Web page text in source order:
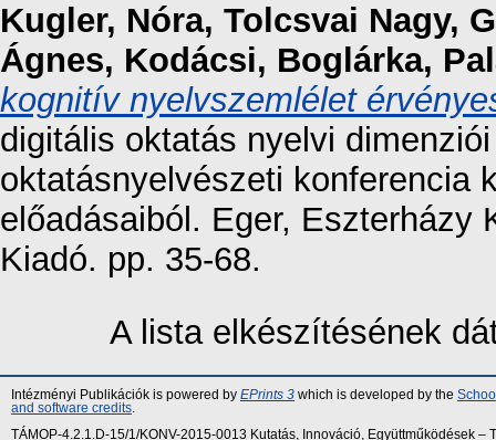
Kugler, Nóra, Tolcsvai Nagy,
Ágnes, Kodácsi, Boglárka,
kognitív nyelvszemlélet
digitális oktatás nyelvi
oktatásnyelvészeti konferencia
előadásaiból. Eger, Eszterházy
Kiadó. pp. 35-68.
A lista elkészítésének
Intézményi Publikációk is powered by EPrints 3 which is developed by the
and software credits.
TÁMOP-4.2.1.D-15/1/KONV-2015-0013 Kutatás, Innováció, Együttműködések